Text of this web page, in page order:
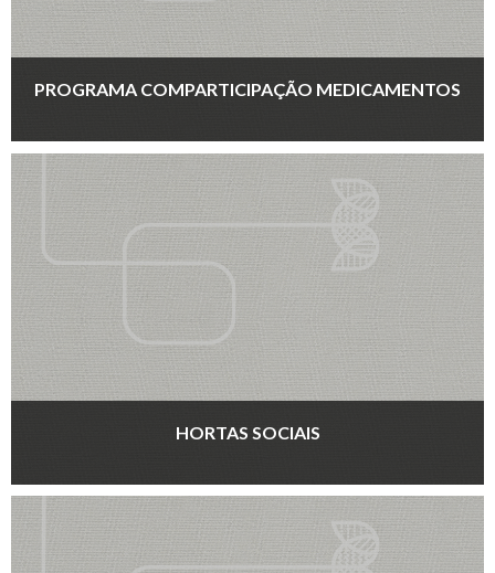
PROGRAMA COMPARTICIPAÇÃO MEDICAMENTOS
HORTAS SOCIAIS